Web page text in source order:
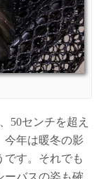
50センチを超え
今年は暖冬の影
です。それでも
ーバスの姿も確